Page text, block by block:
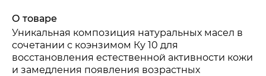
О товаре
Уникальная композиция натуральных масел в
сочетании с коэнзимом Ку 10 для
восстановления естественной активности кожи
и замедления появления возрастных